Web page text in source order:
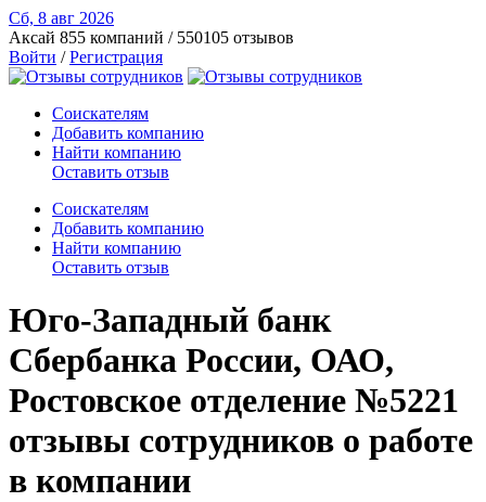
Сб, 8 авг 2026
Аксай 855 компаний / 550105 отзывов
Войти /Регистрация
Соискателям
Добавить компанию
Найти компанию
Оставить отзыв
Соискателям
Добавить компанию
Найти компанию
Оставить отзыв
Юго-Западный банк
Сбербанка России, ОАО,
Ростовское отделение №5221
отзывы сотрудников о работе
в компании